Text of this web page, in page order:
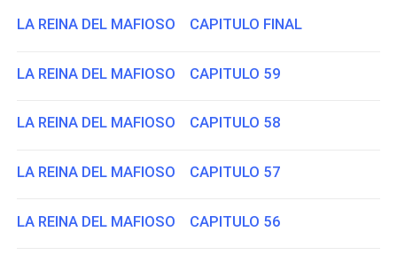
LA REINA DEL MAFIOSO CAPITULO FINAL
LA REINA DEL MAFIOSO CAPITULO 59
LA REINA DEL MAFIOSO CAPITULO 58
LA REINA DEL MAFIOSO CAPITULO 57
LA REINA DEL MAFIOSO CAPITULO 56